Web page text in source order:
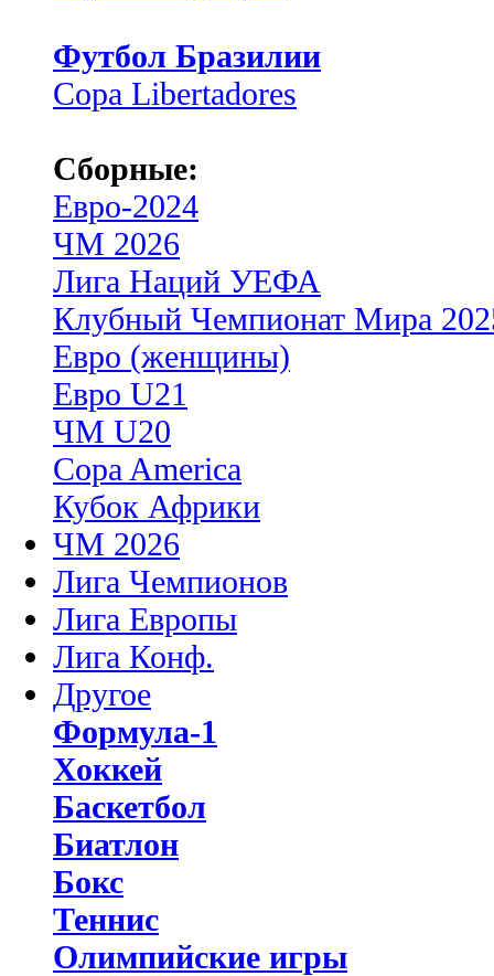
Футбол Бразилии
Copa Libertadores
Сборные:
Евро-2024
ЧМ 2026
Лига Наций УЕФА
Клубный Чемпионат Мира
Евро (женщины)
Евро U21
ЧМ U20
Copa America
Кубок Африки
ЧМ 2026
Лига Чемпионов
Лига Европы
Лига Конф.
Другое
Формула-1
Хоккей
Баскетбол
Биатлон
Бокс
Теннис
Олимпийские игры